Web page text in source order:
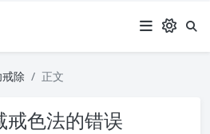
除 正文
戒色法的错误